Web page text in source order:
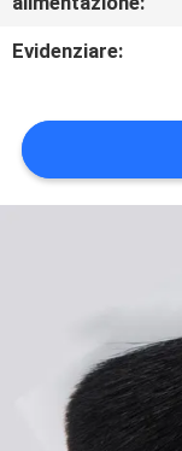
POLICY
Evidenziare: